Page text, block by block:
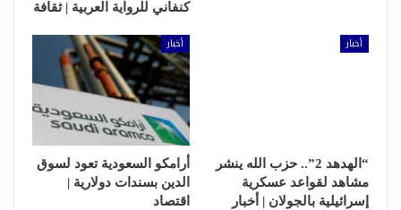
كنفاني للرواية العربية | ثقافة
أخبار
“الهدهد 2”.. حزب الله ينشر
مشاهد لقواعد عسكرية
إسرائيلية بالجولان | أخبار
أخبار
أرامكو السعودية تعود لسوق
الدين بسندات دولارية |
اقتصاد